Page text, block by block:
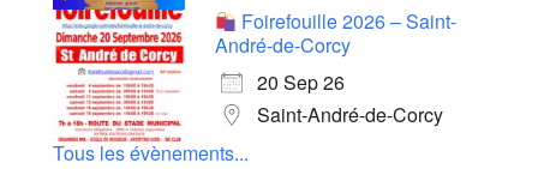
Foirefouille 2026 – Saint-
André-de-Corcy
20 Sep 26
Saint-André-de-Corcy
Tous les évènements...